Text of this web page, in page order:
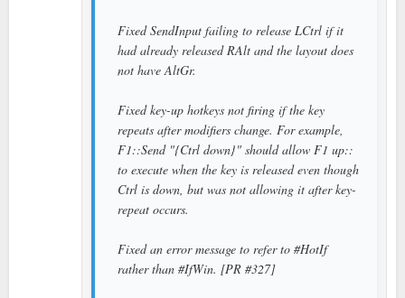
Fixed SendInput failing to release LCtrl if it
had already released RAlt and the layout does
not have AltGr.
Fixed key-up hotkeys not firing if the key
repeats after modifiers change. For example,
F1::Send "{Ctrl down}" should allow F1 up::
to execute when the key is released even though
Ctrl is down, but was not allowing it after key-
repeat occurs.
Fixed an error message to refer to #HotIf
rather than #IfWin. [PR #327]